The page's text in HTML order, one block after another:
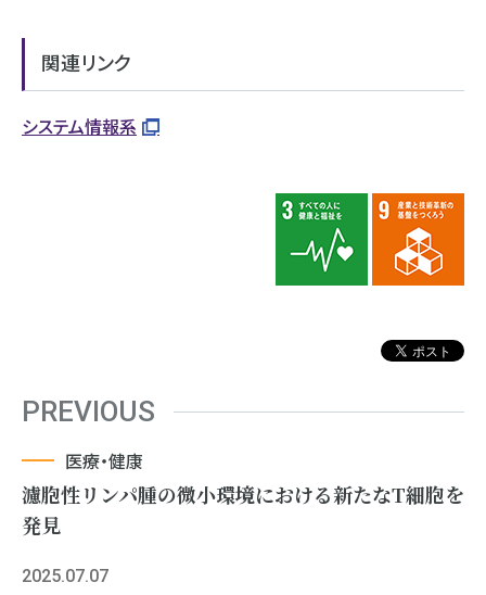
関連リンク
システム情報系
PREVIOUS
医療・健康
濾胞性リンパ腫の微小環境における新たなT細胞を
発見
2025.07.07